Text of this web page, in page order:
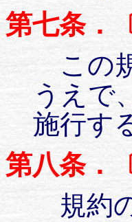
第七条．
この
うえで
施行す
第八条．
規約